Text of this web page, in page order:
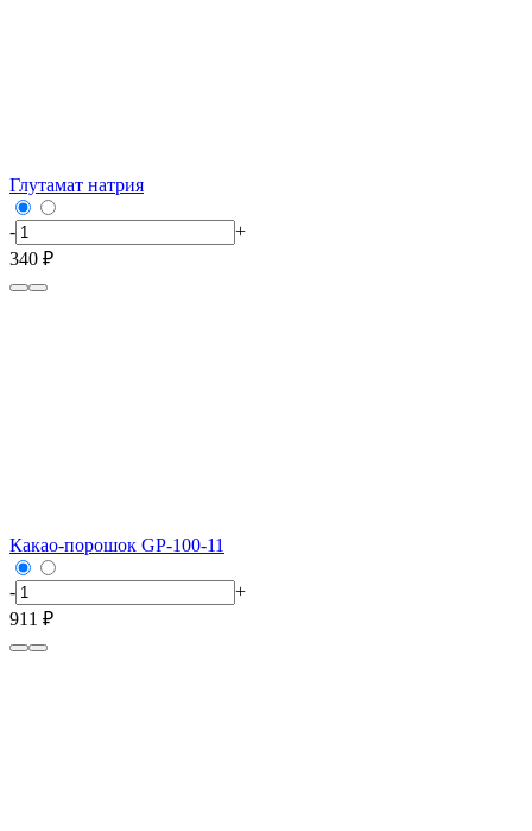
Глутамат натрия
-
+
340 ₽
Какао-порошок GP-100-11
-
+
911 ₽